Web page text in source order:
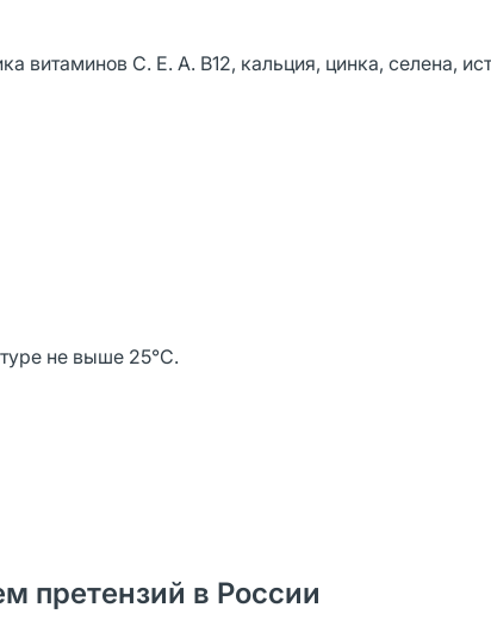
витаминов С. Е. А. В12, кальция, цинка, селена,
не выше 25°С.
претензий в России